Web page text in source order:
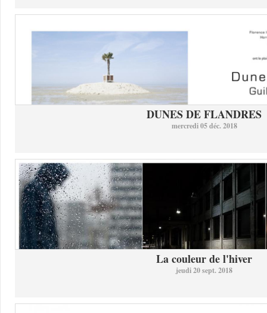
DUNES DE FLANDRES
mercredi 05 déc. 2018
La couleur de l'hiver
jeudi 20 sept. 2018